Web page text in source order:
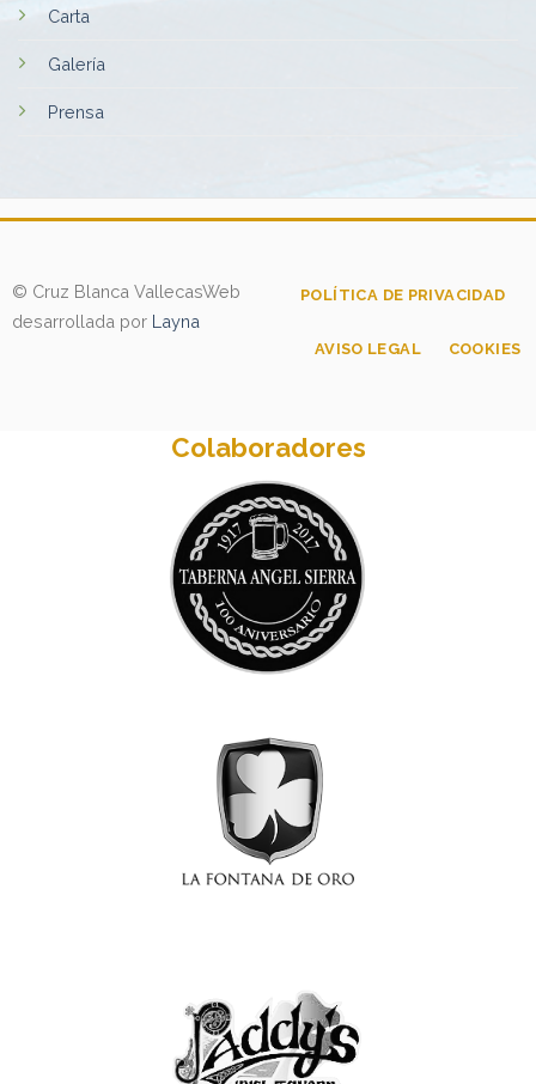
Carta
Galería
Prensa
© Cruz Blanca VallecasWeb
desarrollada por Layna
POLÍTICA DE PRIVACIDAD
AVISO LEGAL COOKIES
Colaboradores